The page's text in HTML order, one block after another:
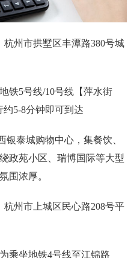
州市拱墅区丰潭路380号城
铁5号线/10号线【萍水街
5-8分钟即可到达
银泰城购物中心‌，集餐饮、
政苑小区、瑞博国际等大型
围浓厚。
州市上城区民心路208号平
乘坐‌地铁4号线‌至‌江锦路